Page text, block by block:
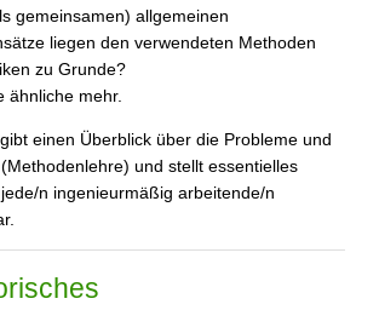
gemeinsamen) allgemeinen
liegen den verwendeten Methoden
zu Grunde?
ähnliche mehr.
einen Überblick über die Probleme und
und stellt essentielles
n ingenieurmäßig arbeitende/n